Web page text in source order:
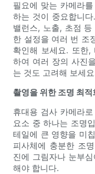
필요에 맞는 카메라
하는 것이 중요합니
밸런스, 노출, 초점
한 설정을 여러 번 조
확인해 보세요. 또한,
하여 여러 장의 사진
는 것도 고려해 보세
촬영을 위한 조명 최적
휴대용 검사 카메라
요소 중 하나는 조명
테일에 큰 영향을 미
피사체에 충분한 조
진에 그림자나 눈부
해야 합니다.